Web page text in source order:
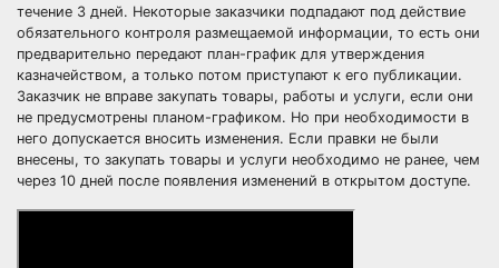
течение 3 дней. Некоторые заказчики подпадают под действие
обязательного контроля размещаемой информации, то есть они
предварительно передают план-график для утверждения
казначейством, а только потом приступают к его публикации.
Заказчик не вправе закупать товары, работы и услуги, если они
не предусмотрены планом-графиком. Но при необходимости в
него допускается вносить изменения. Если правки не были
внесены, то закупать товары и услуги необходимо не ранее, чем
через 10 дней после появления изменений в открытом доступе.